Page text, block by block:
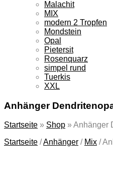
Malachit
MIX
modern 2 Tropfen
Mondstein
Opal
Pietersit
Rosenquarz
simpel rund
Tuerkis
XXL
Anhänger
Startseite » Shop »Anhänger
Startseite /Anhänger / Mix /